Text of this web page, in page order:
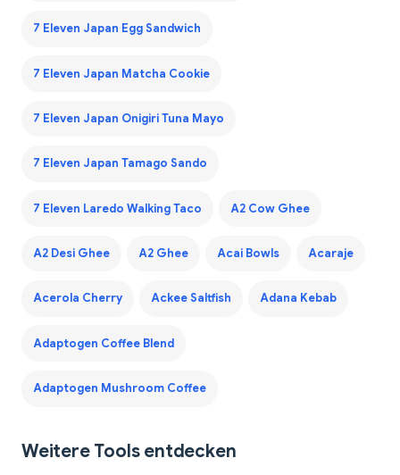
7 Eleven Japan Egg Sandwich
7 Eleven Japan Matcha Cookie
7 Eleven Japan Onigiri Tuna Mayo
7 Eleven Japan Tamago Sando
7 Eleven Laredo Walking Taco A2 Cow Ghee
A2 Desi Ghee A2 Ghee Acai Bowls Acaraje
Acerola Cherry Ackee Saltfish Adana Kebab
Adaptogen Coffee Blend
Adaptogen Mushroom Coffee
Weitere Tools entdecken